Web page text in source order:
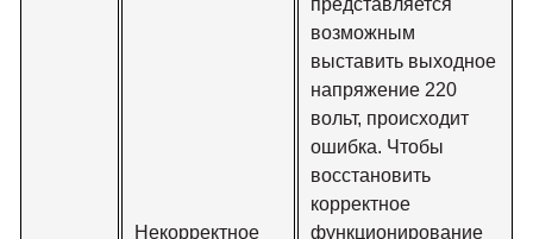
Некорректное
представляется
возможным
выставить выходное
напряжение 220
вольт, происходит
ошибка. Чтобы
восстановить
корректное
функционирование